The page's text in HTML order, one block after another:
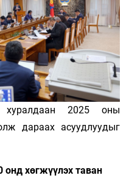
2025 оны
дараах асуудлуудыг
хөгжүүлэх таван